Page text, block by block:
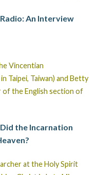
An Interview
Vincentian
Taipei, Taiwan) and Betty
of the English section of
the Incarnation
at the Holy Spirit